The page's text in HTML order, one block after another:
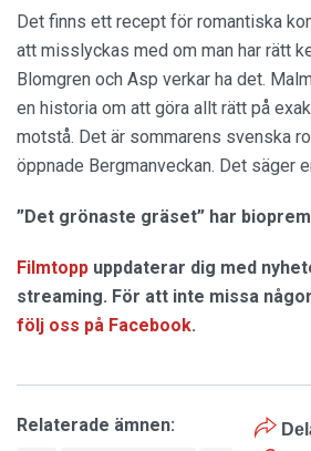
Det finns ett recept för romantiska
att misslyckas med om man har rätt
Blomgren och Asp verkar ha det.
en historia om att göra allt rätt på
motstå. Det är sommarens svenska
öppnade Bergmanveckan. Det säger
”Det grönaste gräset” har
Filmtopp uppdaterar dig med
streaming. För att inte missa
följ oss på Facebook.
Relaterade ämnen: